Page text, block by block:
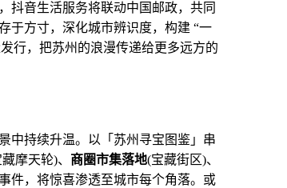
抖音生活服务将联动中国邮政，共同
于方寸，深化城市辨识度，构建 “一
行，把苏州的浪漫传递给更多远方的
中持续升温。以「苏州寻宝图鉴」串
摩天轮)、 商圈市集落地(宝藏街区)、
件，将惊喜渗透至城市每个角落。或